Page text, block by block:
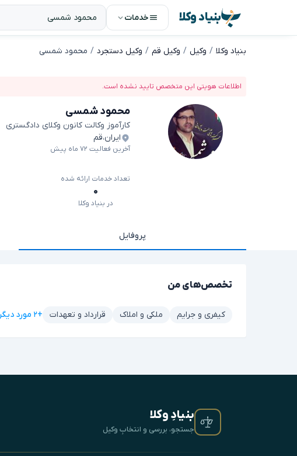
بنیاد وکلا خدمات
بنیاد وکلا وکیل وکیل قم وکیل دستجرد محمود شمسی
اطلاعات هویتی این متخصص تایید نشده است.
محمود شمسی
کارآموز وکالت کانون وکلای دادگستری
ایران،قم
آخرین فعالیت ۷۲ ماه پیش
تعداد خدمات ارائه شده
۰
در بنیاد وکلا
پروفایل
تخصص‌های من
کیفری و جرایم ملکی و املاک قرارداد و تعهدات +۲ مورد دیگر
بنیادِ وکلا
جستجو، بررسی و انتخابِ وکیل